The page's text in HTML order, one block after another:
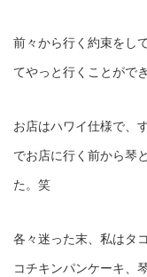
前々から行く約束をし
てやっと行くことがで
お店はハワイ仕様で、
でお店に行く前から琴
た。笑
各々迷った末、私はタ
コチキンパンケーキ、